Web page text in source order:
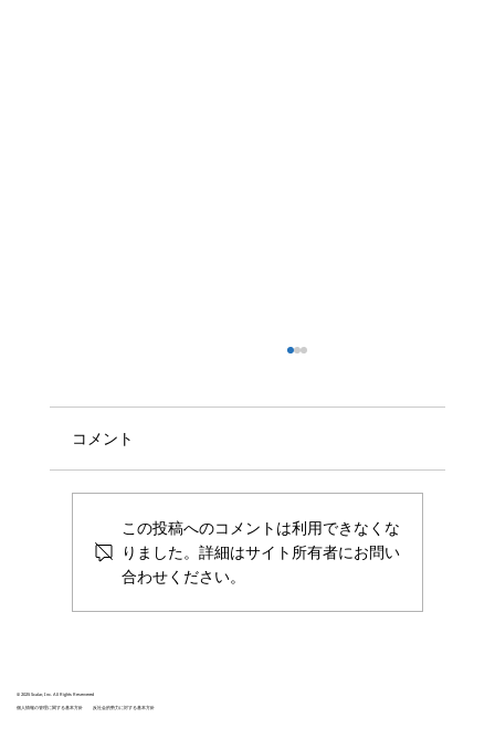
3月7日（木）に開催されたグローバルFinTech
ピッチコンテストFIBC2019にScalar社共同代
表の山田が登壇し、国内部門の大賞を受賞いた
しました。 FIBC大賞は、 金融市場へのインパ
クト 経営陣の資質 ビジネスモデルの革新性 ビ
ジネスの成長性...
コメント
この投稿へのコメントは利用できなくな
りました。詳細はサイト所有者にお問い
合わせください。
© 2025 Scalar, Inc. All Rights Reservered
個人情報の管理に関する基本方針 反社会的勢力に対する基本方針